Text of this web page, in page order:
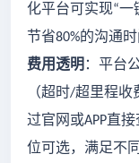
化平台可实现“一
节省80%的沟通时
费用透明 ：平台
（超时/超里程收
过官网或APP直接
位可选，满足不